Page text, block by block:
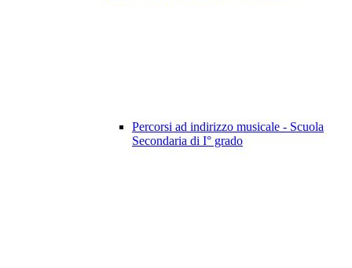
Percorsi ad indirizzo musicale - Scuola
Secondaria di I° grado